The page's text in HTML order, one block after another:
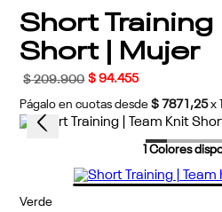
Short Training
Short | Mujer
$ 209.900 $ 94.455
Págalo en cuotas desde $ 7871,25 x
Colores
Verde